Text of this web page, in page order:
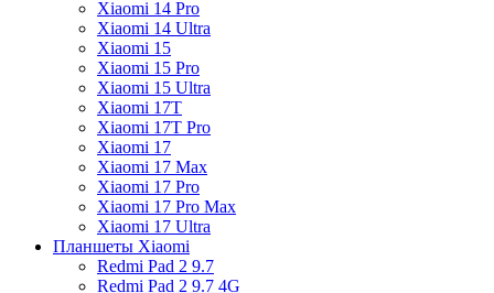
Xiaomi 14 Pro
Xiaomi 14 Ultra
Xiaomi 15
Xiaomi 15 Pro
Xiaomi 15 Ultra
Xiaomi 17T
Xiaomi 17T Pro
Xiaomi 17
Xiaomi 17 Max
Xiaomi 17 Pro
Xiaomi 17 Pro Max
Xiaomi 17 Ultra
Планшеты Xiaomi
Redmi Pad 2 9.7
Redmi Pad 2 9.7 4G